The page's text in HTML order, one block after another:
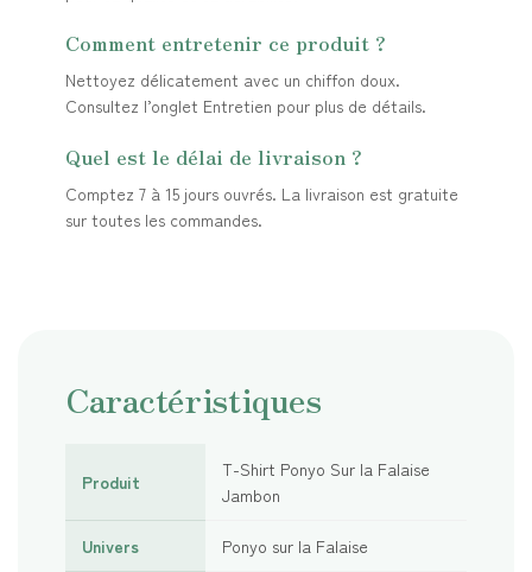
Comment entretenir ce produit ?
Nettoyez délicatement avec un chiffon doux.
Consultez l’onglet Entretien pour plus de détails.
Quel est le délai de livraison ?
Comptez 7 à 15 jours ouvrés. La livraison est gratuite
sur toutes les commandes.
Caractéristiques
Produit
T-Shirt Ponyo Sur la Falaise
Jambon
Univers Ponyo sur la Falaise